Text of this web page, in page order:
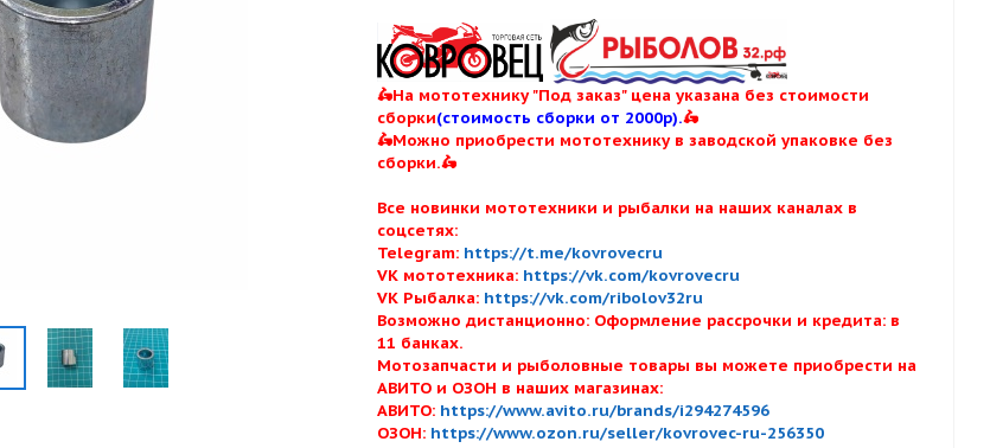
🛵На мототехнику "Под заказ" цена указана без стоимости
сборки(стоимость сборки от 2000р).🛵
🛵Можно приобрести мототехнику в заводской упаковке без
сборки.🛵
Все новинки мототехники и рыбалки на наших каналах в
соцсетях:
Telegram: https://t.me/kovrovecru
VK мототехника: https://vk.com/kovrovecru
VK Рыбалка: https://vk.com/ribolov32ru
Возможно дистанционно: Оформление рассрочки и кредита: в
11 банках.
Мотозапчасти и рыболовные товары вы можете приобрести на
АВИТО и ОЗОН в наших магазинах:
АВИТО: https://www.avito.ru/brands/i294274596
ОЗОН: https://www.ozon.ru/seller/kovrovec-ru-256350